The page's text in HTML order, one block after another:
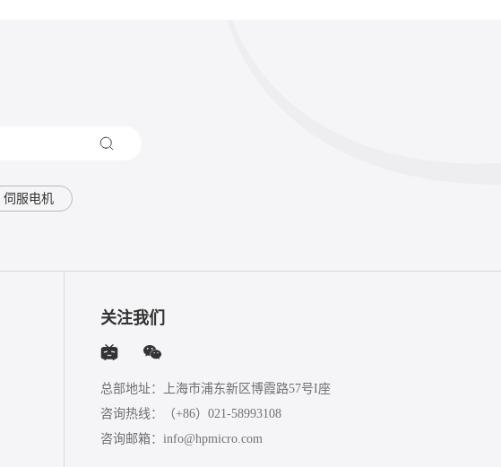
伺服电机
关注我们
总部地址：上海市浦东新区博霞路57号I座
咨询热线：
（+86）021-58993108
咨询邮箱：info@hpmicro.com